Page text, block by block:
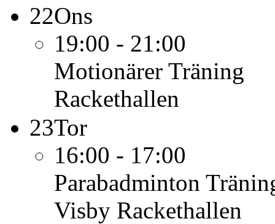
22Ons
19:00 - 21:00
Motionärer Träning
Rackethallen
23Tor
16:00 - 17:00
Parabadminton
Visby Rackethallen